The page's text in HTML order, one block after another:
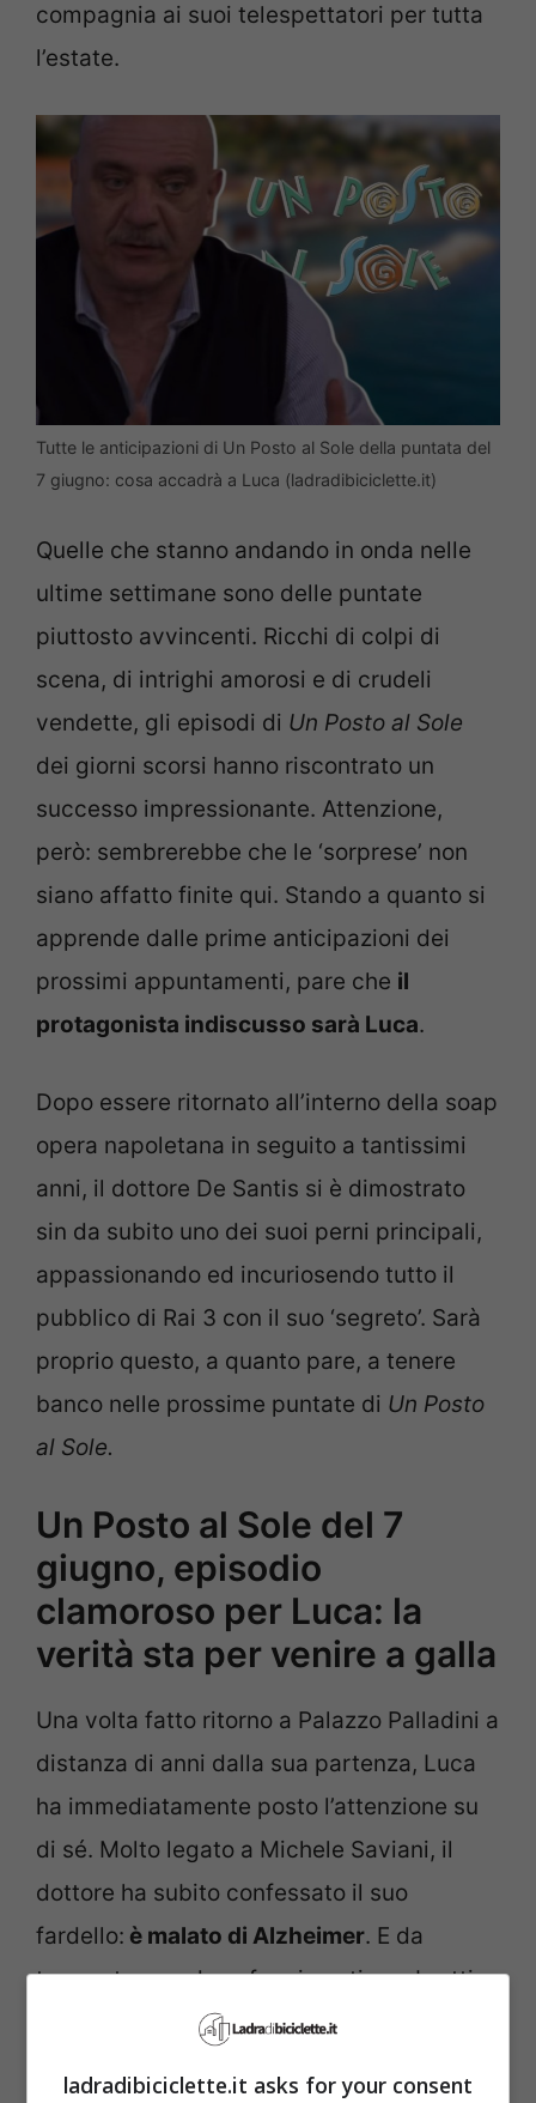
compagnia ai suoi telespettatori per tutta
l’estate.
Tutte le anticipazioni di Un Posto al Sole della puntata del
7 giugno: cosa accadrà a Luca (ladradibiciclette.it)
Quelle che stanno andando in onda nelle
ultime settimane sono delle puntate
piuttosto avvincenti. Ricchi di colpi di
scena, di intrighi amorosi e di crudeli
vendette, gli episodi di Un Posto al Sole
dei giorni scorsi hanno riscontrato un
successo impressionante. Attenzione,
però: sembrerebbe che le ‘sorprese’ non
siano affatto finite qui. Stando a quanto si
apprende dalle prime anticipazioni dei
prossimi appuntamenti, pare che il
protagonista indiscusso sarà Luca.
Dopo essere ritornato all’interno della soap
opera napoletana in seguito a tantissimi
anni, il dottore De Santis si è dimostrato
sin da subito uno dei suoi perni principali,
appassionando ed incuriosendo tutto il
pubblico di Rai 3 con il suo ‘segreto’. Sarà
proprio questo, a quanto pare, a tenere
banco nelle prossime puntate di Un Posto
al Sole.
Un Posto al Sole del 7
giugno, episodio
clamoroso per Luca: la
verità sta per venire a galla
Una volta fatto ritorno a Palazzo Palladini a
distanza di anni dalla sua partenza, Luca
ha immediatamente posto l’attenzione su
di sé. Molto legato a Michele Saviani, il
dottore ha subito confessato il suo
fardello: è malato di Alzheimer. E da
troppo tempo deve fare i conti con brutti
vuoti di memoria, che – dato il lavoro che
ladradibiciclette.it asks for your consent